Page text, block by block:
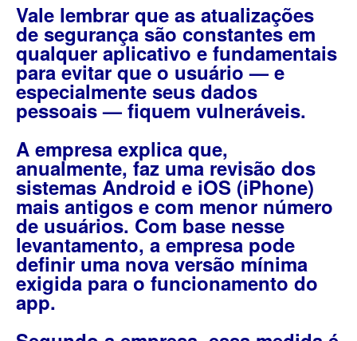
Vale lembrar que as atualizações
de segurança são constantes em
qualquer aplicativo e fundamentais
para evitar que o usuário — e
especialmente seus dados
pessoais — fiquem vulneráveis.
A empresa explica que,
anualmente, faz uma revisão dos
sistemas Android e iOS (iPhone)
mais antigos e com menor número
de usuários. Com base nesse
levantamento, a empresa pode
definir uma nova versão mínima
exigida para o funcionamento do
app.